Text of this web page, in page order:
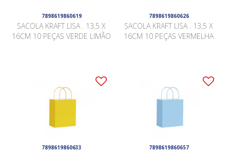
7898619860619
SACOLA KRAFT LISA . 13,5 X
16CM 10 PEÇAS VERDE LIMÃO
7898619860626
SACOLA KRAFT LISA . 13,5 X
16CM 10 PEÇAS VERMELHA
7898619860633 7898619860657